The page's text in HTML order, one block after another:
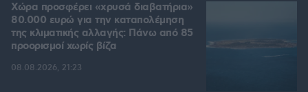
Χώρα προσφέρει «χρυσά διαβατήρια»
80.000 ευρώ για την καταπολέμηση
της κλιματικής αλλαγής: Πάνω από 85
προορισμοί χωρίς βίζα
08.08.2026, 21:23